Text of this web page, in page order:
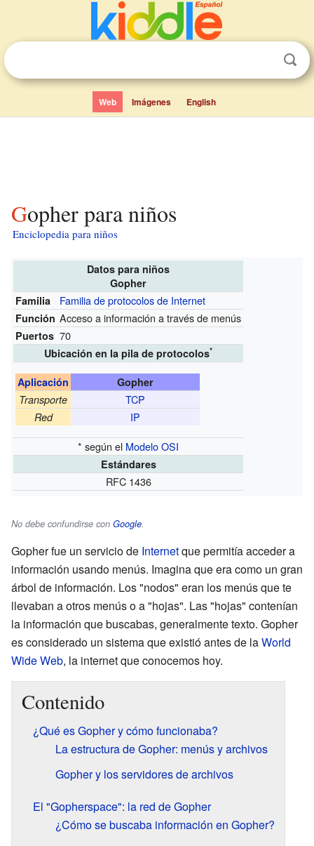
Web Imágenes English
Gopher para niños
Enciclopedia para niños
Datos para niños
Gopher
Familia
Familia de protocolos de Internet
Función Acceso a información a través de menús
Puertos 70
Ubicación en la pila de protocolos*
Aplicación
Gopher
Transporte
TCP
Red
IP
* según el Modelo OSI
Estándares
RFC 1436
No debe confundirse con Google.
Gopher fue un servicio de Internetque permitía acceder a
información usando menús. Imagina que era como un gran
árbol de información. Los "nodos" eran los menús que te
llevaban a otros menús o a "hojas". Las "hojas" contenían
la información que buscabas, generalmente texto. Gopher
es considerado un sistema que existió antes de laWorld
Wide Web, la internet que conocemos hoy.
Contenido
¿Qué es Gopher y cómo funcionaba?
La estructura de Gopher: menús y archivos
Gopher y los servidores de archivos
El "Gopherspace": la red de Gopher
¿Cómo se buscaba información en Gopher?